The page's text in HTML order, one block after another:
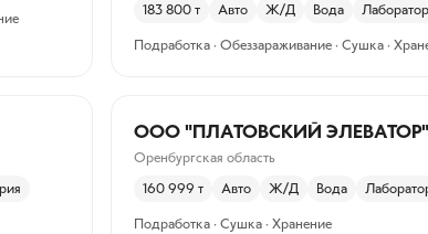
183 800 т Авто Ж/Д Вода
Подработка · Обеззараживание · Сушка ·
ООО "ПЛАТОВСКИЙ ЭЛЕВАТОР"
Оренбургская область
160 999 т Авто Ж/Д Вода
Подработка · Сушка · Хранение